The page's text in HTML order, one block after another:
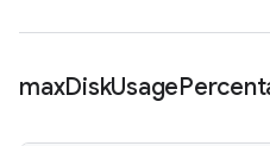
maxDiskUsage